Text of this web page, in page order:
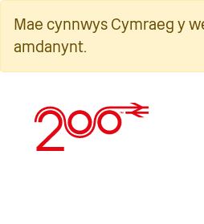
cynnwys
Mae cynnwys Cymraeg y
amdanynt.